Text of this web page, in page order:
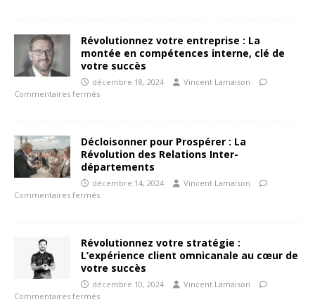
Révolutionnez votre entreprise : La
montée en compétences interne, clé de
votre succès
décembre 18, 2024
Vincent Lamaison
Commentaires fermés
Décloisonner pour Prospérer : La
Révolution des Relations Inter-
départements
décembre 14, 2024
Vincent Lamaison
Commentaires fermés
Révolutionnez votre stratégie :
L’expérience client omnicanale au cœur de
votre succès
décembre 10, 2024
Vincent Lamaison
Commentaires fermés